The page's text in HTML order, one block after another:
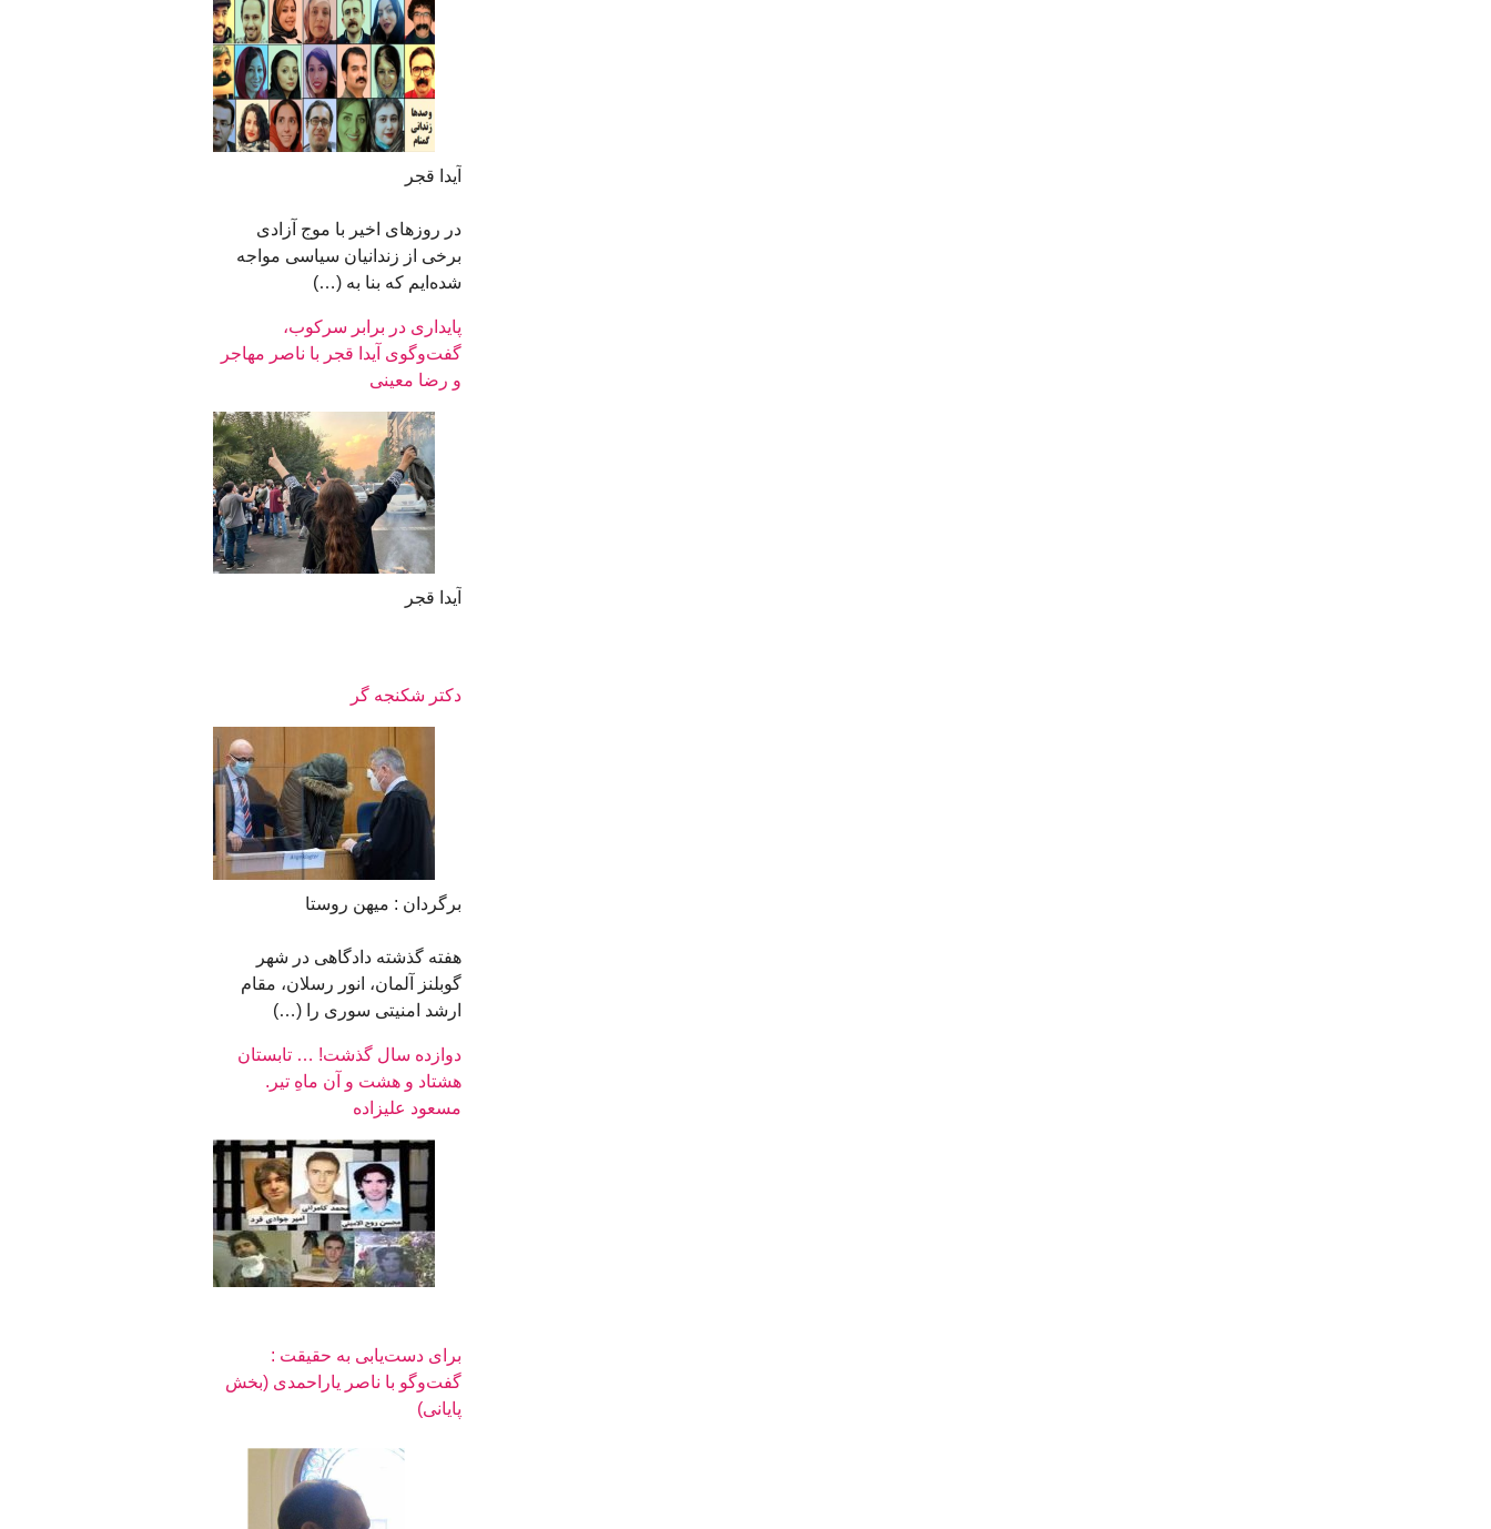
آیدا قجر
در روزهای اخیر با موج آزادی
برخی از زندانیان سیاسی مواجه
شده‌ایم که بنا به (…)
پایداری در برابر سرکوب،
گفت‌وگوی آیدا قجر با ناصر مهاجر
و رضا معینی
آیدا قجر
دکتر شکنجه گر
برگردان : میهن روستا
هفته گذشته دادگاهی در شهر
گوبلنز آلمان، انور رسلان، مقام
ارشد امنیتی سوری را (…)
دوازده سال گذشت! … تابستان
هشتاد و هشت و آن ماهِ تیر.
مسعود عليزاده
برای دست‌یابی به حقیقت :
گفت‌وگو با ناصر یاراحمدی (بخش
پایانی)